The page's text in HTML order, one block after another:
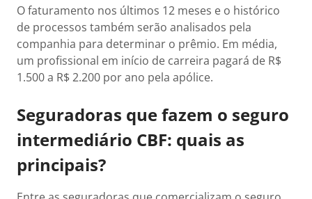
O faturamento nos últimos 12 meses e o histórico
de processos também serão analisados pela
companhia para determinar o prêmio. Em média,
um profissional em início de carreira pagará de R$
1.500 a R$ 2.200 por ano pela apólice.
Seguradoras que fazem o seguro
intermediário CBF: quais as
principais?